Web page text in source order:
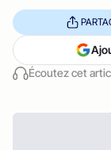
Écoutez cet